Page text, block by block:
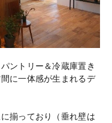
ントリー＆冷蔵庫置き
に一体感が生まれるデ
揃っており（垂れ壁は